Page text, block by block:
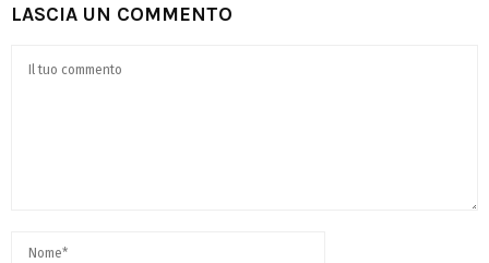
LASCIA UN COMMENTO